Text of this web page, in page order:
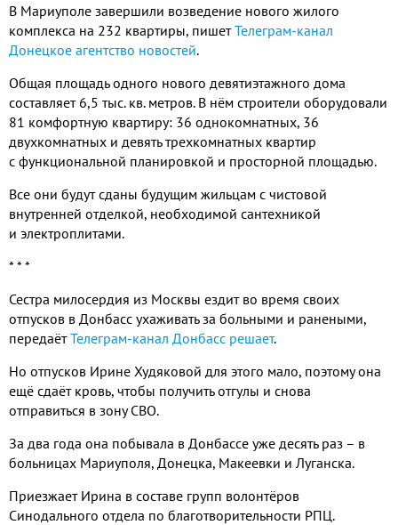
В Мариуполе завершили возведение нового жилого
комплекса на 232 квартиры, пишетТелеграм-канал
Донецкое агентство новостей.
Общая площадь одного нового девятиэтажного дома
составляет 6,5 тыс. кв. метров. В нём строители оборудовали
81 комфортную квартиру: 36 однокомнатных, 36
двухкомнатных и девять трехкомнатных квартир
с функциональной планировкой и просторной площадью.
Все они будут сданы будущим жильцам с чистовой
внутренней отделкой, необходимой сантехникой
и электроплитами.
* * *
Сестра милосердия из Москвы ездит во время своих
отпусков в Донбасс ухаживать за больными и ранеными,
передаётТелеграм-канал Донбасс решает.
Но отпусков Ирине Худяковой для этого мало, поэтому она
ещё сдаёт кровь, чтобы получить отгулы и снова
отправиться в зону СВО.
За два года она побывала в Донбассе уже десять раз – в
больницах Мариуполя, Донецка, Макеевки и Луганска.
Приезжает Ирина в составе групп волонтёров
Синодального отдела по благотворительности РПЦ.